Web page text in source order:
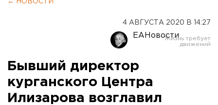
← НОВОСТИ
4 АВГУСТА 2020 В 14:27
ЕАНовости
Бывший директор
курганского Центра
Илизарова возглавил